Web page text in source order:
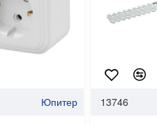
Юпитер 13746